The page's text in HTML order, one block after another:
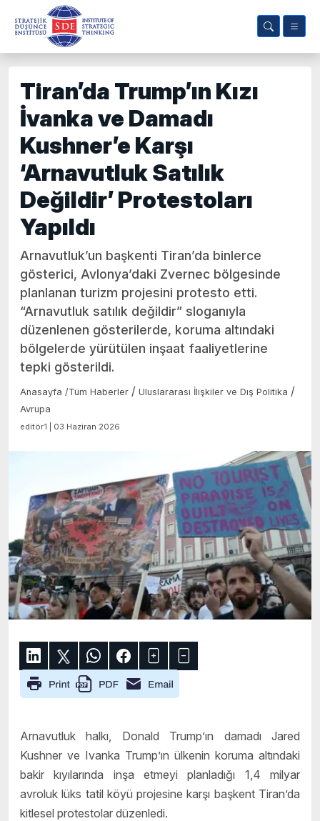
Tiran’da Trump’ın Kızı
İvanka ve Damadı
Kushner’e Karşı
‘Arnavutluk Satılık
Değildir’ Protestoları
Yapıldı
Arnavutluk’un başkenti Tiran’da binlerce
gösterici, Avlonya’daki Zvernec bölgesinde
planlanan turizm projesini protesto etti.
“Arnavutluk satılık değildir” sloganıyla
düzenlenen gösterilerde, koruma altındaki
bölgelerde yürütülen inşaat faaliyetlerine
tepki gösterildi.
Anasayfa /Tüm Haberler / Uluslararası İlişkiler ve Dış Politika /
Avrupa
editör1 | 03 Haziran 2026
Arnavutluk halkı, Donald Trump’ın damadı Jared
Kushner ve Ivanka Trump’ın ülkenin koruma altındaki
bakir kıyılarında inşa etmeyi planladığı 1,4 milyar
avroluk lüks tatil köyü projesine karşı başkent Tiran’da
kitlesel protestolar düzenledi.